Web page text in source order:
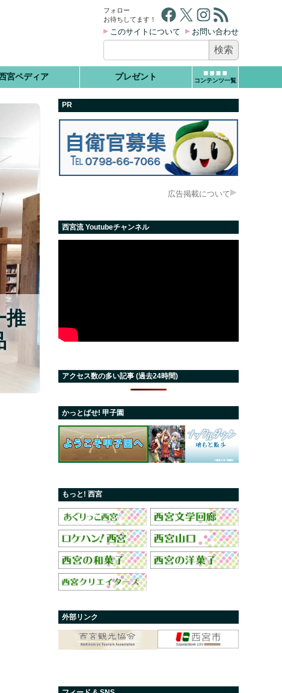
宮ペディア プレゼント コンテンツ一覧
フォロー
お待ちしてます！
Facebook X Instagram RSS フィード
このサイトについて お問い合わせ
索:
推
PR
広告掲載について
西宮流 Youtubeチャンネル
アクセス数の多い記事 (過去24時間)
かっとばせ! 甲子園
もっと! 西宮
外部リンク